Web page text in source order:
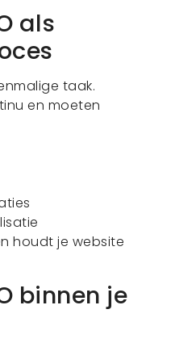
als
taak.
en moeten
houdt je website
binnen je